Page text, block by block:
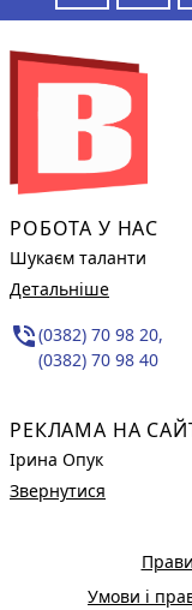
РОБОТА У НАС
Шукаєм таланти
Детальніше
phone_in_talk(0382) 70 98 20,
(0382) 70 98 40
РЕКЛАМА НА
Ірина Опук
Звернутися
Умови і